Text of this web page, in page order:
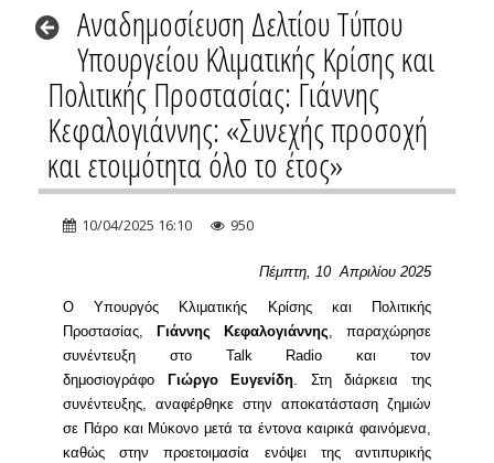
Αναδημοσίευση Δελτίου Τύπου
Υπουργείου Κλιματικής Κρίσης και
Πολιτικής Προστασίας: Γιάννης
Κεφαλογιάννης: «Συνεχής προσοχή
και ετοιμότητα όλο το έτος»
10/04/2025 16:10 950
Πέμπτη, 10 Απριλίου 2025
Ο Υπουργός Κλιματικής Κρίσης και Πολιτικής
Προστασίας,
Γιάννης Κεφαλογιάννης, παραχώρησε
συνέντευξη στο Talk Radio και τον
δημοσιογράφο
Γιώργο Ευγενίδη. Στη διάρκεια της
συνέντευξης, αναφέρθηκε στην αποκατάσταση ζημιών
σε Πάρο και Μύκονο μετά τα έντονα καιρικά φαινόμενα,
καθώς στην προετοιμασία ενόψει της αντιπυρικής